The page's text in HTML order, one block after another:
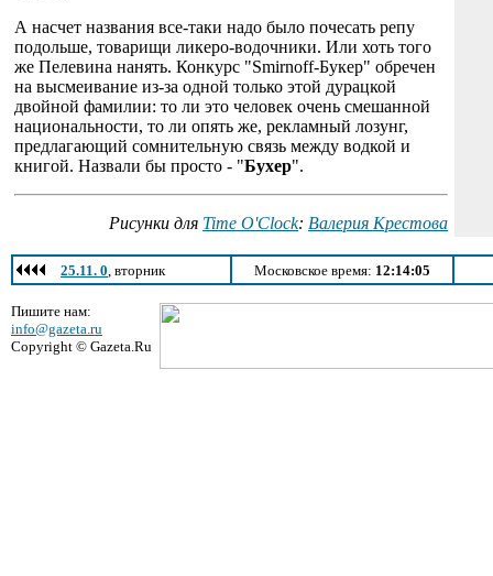
А насчет названия все-таки надо было почесать репу
подольше, товарищи ликеро-водочники. Или хоть того
же Пелевина нанять. Конкурс "Smirnoff-Букер" обречен
на высмеивание из-за одной только этой дурацкой
двойной фамилии: то ли это человек очень смешанной
национальности, то ли опять же, рекламный лозунг,
предлагающий сомнительную связь между водкой и
книгой. Назвали бы просто - "Бухер".
Рисунки для Time O'Clock: Валерия Крестова
25.11. 0, вторник Московское время: 12:14:05
Пишите нам:
info@gazeta.ru
Copyright © Gazeta.Ru